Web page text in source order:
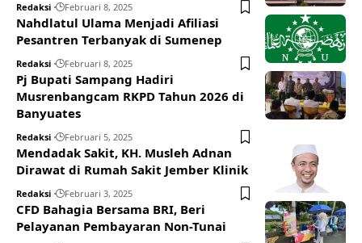
Redaksi Februari 8, 2025
Nahdlatul Ulama Menjadi Afiliasi
Pesantren Terbanyak di Sumenep
Redaksi Februari 8, 2025
Pj Bupati Sampang Hadiri
Musrenbangcam RKPD Tahun 2026 di
Banyuates
Redaksi Februari 5, 2025
Mendadak Sakit, KH. Musleh Adnan
Dirawat di Rumah Sakit Jember Klinik
Redaksi Februari 3, 2025
CFD Bahagia Bersama BRI, Beri
Pelayanan Pembayaran Non-Tunai